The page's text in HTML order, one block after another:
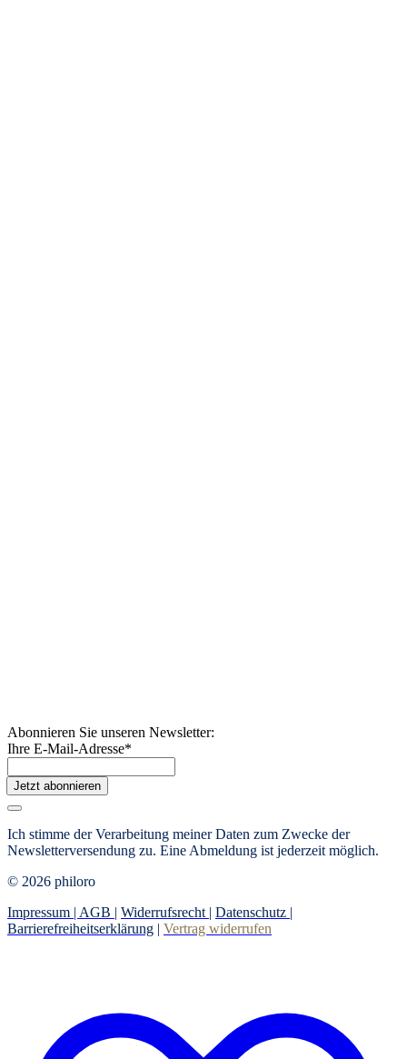
Abonnieren Sie unseren Newsletter:
Ihre E-Mail-Adresse*
Jetzt abonnieren
Ich stimme der Verarbeitung meiner Daten zum Zwecke der
Newsletterversendung zu. Eine Abmeldung ist jederzeit möglich.
© 2026 philoro
Impressum | AGB | Widerrufsrecht | Datenschutz |
Barrierefreiheitserklärung | Vertrag widerrufen